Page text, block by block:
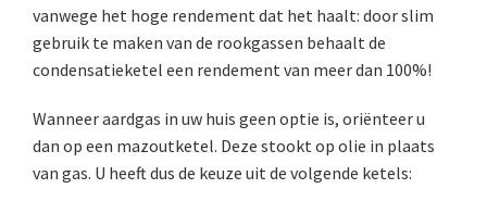
vanwege het hoge rendement dat het haalt: door slim
gebruik te maken van de rookgassen behaalt de
condensatieketel een rendement van meer dan 100%!
Wanneer aardgas in uw huis geen optie is, oriënteer u
dan op een mazoutketel. Deze stookt op olie in plaats
van gas. U heeft dus de keuze uit de volgende ketels: